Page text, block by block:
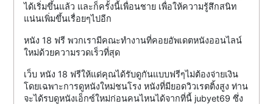
ได้เริ่มขึ้นแล้ว และก็ครั้งนี้เพื่อนชาย เพื่อให้ความรู้สึกสนิท
แน่นเพิ่มขึ้นเรื่อยๆไปอีก
หนัง 18 ฟรี พวกเรามีคณะทำงานที่คอยอัพเดตหนังออนไลน์
ใหม่ด้วยความรวดเร็วที่สุด
เว็บ หนัง 18 ฟรีให้แด่คุณได้รับดูกันแบบฟรีๆไม่ต้องจ่ายเงิน
โดยเฉพาะการดูหนังใหม่ชนโรง หนังที่มียอดวิวเรตติ้งสูง ท่าน
จะได้รบดูหนังเอ็กซ์ใหม่ก่อนคนไหนได้จากที่นี้ jubyet69 ซึ่ง